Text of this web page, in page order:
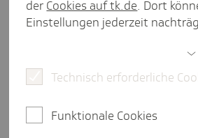
Die Gothaer sagt
eine Minute Lesezeit
Wie alles begann
Bereits im Jahr 2002 führte die
konzernweite
der Cookies auf tk.de. Dort
Einstellungen jederzeit
Technisch erforderliche
Funktionale Cookies